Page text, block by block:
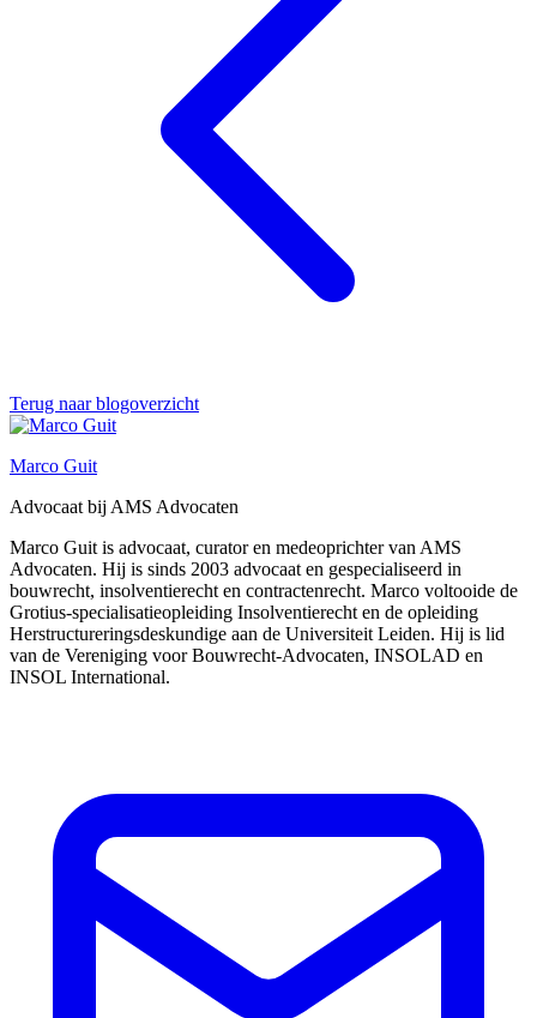
Terug naar blogoverzicht
Marco Guit
Advocaat bij AMS Advocaten
Marco Guit is advocaat, curator en medeoprichter van AMS
Advocaten. Hij is sinds 2003 advocaat en gespecialiseerd in
bouwrecht, insolventierecht en contractenrecht. Marco voltooide de
Grotius-specialisatieopleiding Insolventierecht en de opleiding
Herstructureringsdeskundige aan de Universiteit Leiden. Hij is lid
van de Vereniging voor Bouwrecht-Advocaten, INSOLAD en
INSOL International.